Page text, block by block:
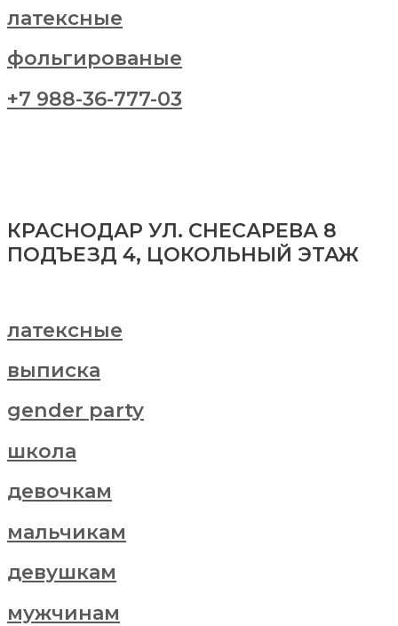
латексные
фольгированые
+7 988-36-777-03
КРАСНОДАР УЛ. СНЕСАРЕВА 8
ПОДЪЕЗД 4, ЦОКОЛЬНЫЙ ЭТАЖ
латексные
выписка
gender party
школа
девочкам
мальчикам
девушкам
мужчинам